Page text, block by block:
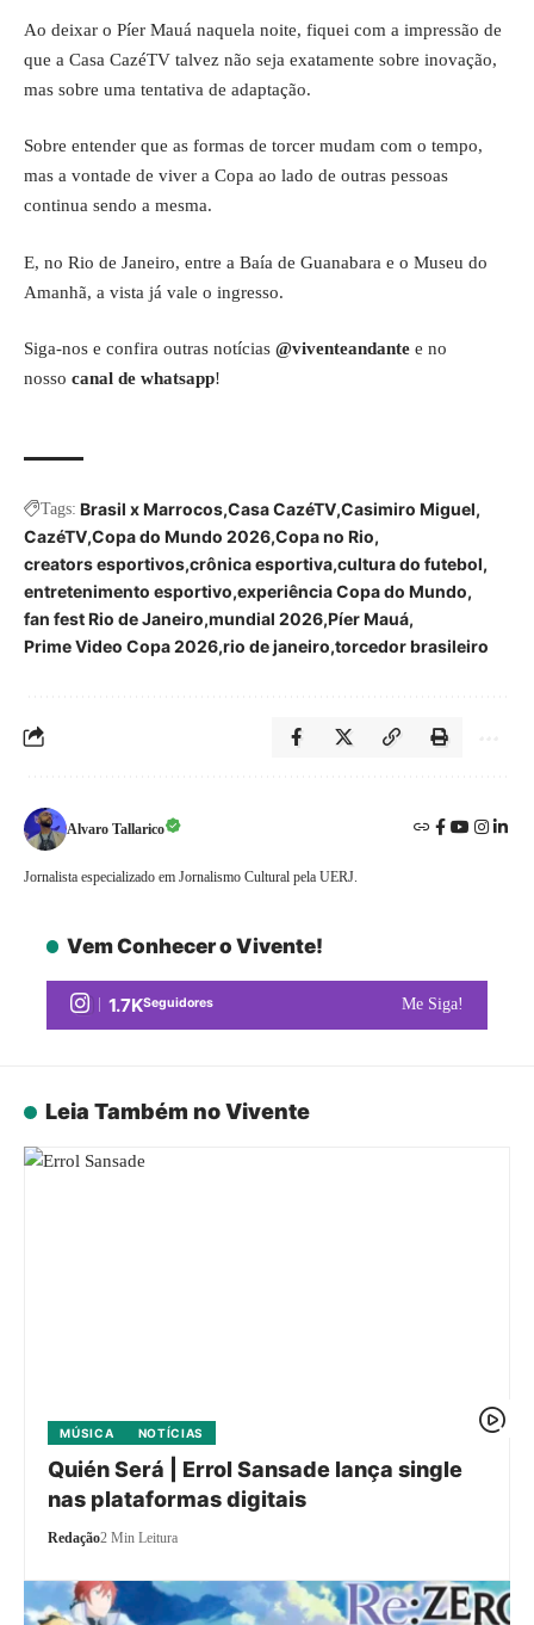
Ao deixar o Píer Mauá naquela noite, fiquei com a impressão de
que a Casa CazéTV talvez não seja exatamente sobre inovação,
mas sobre uma tentativa de adaptação.
Sobre entender que as formas de torcer mudam com o tempo,
mas a vontade de viver a Copa ao lado de outras pessoas
continua sendo a mesma.
E, no Rio de Janeiro, entre a Baía de Guanabara e o Museu do
Amanhã, a vista já vale o ingresso.
Siga-nos e confira outras notícias @viventeandante e no
nosso canal de whatsapp!
Tags: Brasil x Marrocos Casa CazéTV Casimiro Miguel
CazéTV Copa do Mundo 2026 Copa no Rio
creators esportivos crônica esportiva cultura do futebol
entretenimento esportivo experiência Copa do Mundo
fan fest Rio de Janeiro mundial 2026 Píer Mauá
Prime Video Copa 2026 rio de janeiro torcedor brasileiro
Alvaro Tallarico
Jornalista especializado em Jornalismo Cultural pela UERJ.
Vem Conhecer o Vivente!
1.7KSeguidores Me Siga!
Leia Também no Vivente
MÚSICA NOTÍCIAS
Quién Será | Errol Sansade lança single
nas plataformas digitais
Redação2 Min Leitura